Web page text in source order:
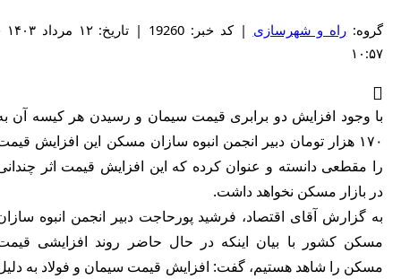
گروه:راه و شهرسازی
| کد خبر: 19260 | تاریخ: ۱۲ مرداد ۱۴۰۳ -
۱۰:۵۷
با وجود افزایش دو برابری قیمت سیمان و رسیدن هر کیسه آن به
۱۷۰ هزار تومان دبیر انجمن انبوه سازان مسکن این افزایش قیمت
را مقطعی دانسته و عنوان کرده که این افزایش قیمت اثر چندانی
در بازار مسکن نخواهد داشت.
به گزارش آقای اقتصاد، فرشید پورحاجت دبیر انجمن انبوه سازان
مسکن کشور با بیان اینکه در حال حاضر روند افزایشی قیمت
مسکن را شاهد هستیم، گفت: افزایش قیمت سیمان و فولاد به دلیل